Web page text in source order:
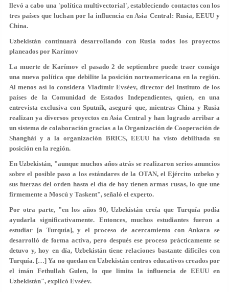
llevó a cabo una 'política multivectorial', estableciendo contactos con los
tres países que luchan por la influencia en Asia Central: Rusia, EEUU y
China.
Uzbekistán continuará desarrollando con Rusia todos los proyectos
planeados por Karímov
La muerte de Karímov el pasado 2 de septiembre puede traer consigo
una nueva política que debilite la posición norteamericana en la región.
Al menos así lo considera Vladímir Evséev, director del Instituto de los
países de la Comunidad de Estados Independientes, quien, en una
entrevista exclusiva con Sputnik, aseguró que, mientras China y Rusia
realizan ya diversos proyectos en Asia Central y han logrado arribar a
un sistema de colaboración gracias a la Organización de Cooperación de
Shanghái y a la organización BRICS, EEUU ha visto debilitada su
posición en la región.
En Uzbekistán, "aunque muchos años atrás se realizaron serios anuncios
sobre el posible paso a los estándares de la OTAN, el Ejército uzbeko y
sus fuerzas del orden hasta el día de hoy tienen armas rusas, lo que une
firmemente a Moscú y Taskent", señaló el experto.
Por otra parte, "en los años 90, Uzbekistán creía que Turquía podía
ayudarla significativamente. Entonces, muchos estudiantes fueron a
estudiar [a Turquía], y el proceso de acercamiento con Ankara se
desarrolló de forma activa, pero después ese proceso prácticamente se
detuvo y, hoy en día, Uzbekistán tiene relaciones bastante difíciles con
Turquía. […] Ya no quedan en Uzbekistán centros educativos creados por
el imán Fethullah Gulen, lo que limita la influencia de EEUU en
Uzbekistán", explicó Evséev.